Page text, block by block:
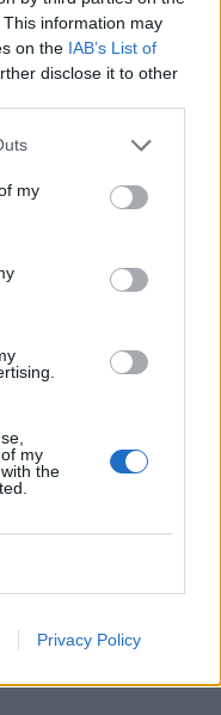
This information may
on the IAB’s List of
disclose it to other
my
my
the
Privacy Policy